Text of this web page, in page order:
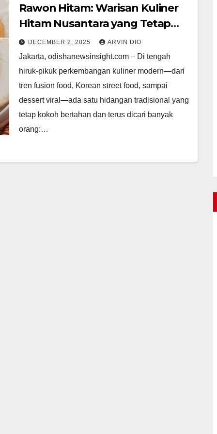
Rawon Hitam: Warisan Kuliner
Hitam Nusantara yang Tetap
Berdiri di Tengah Gempuran
Makanan Modern
DECEMBER 2, 2025 ARVIN DIO
Jakarta, odishanewsinsight.com – Di tengah
hiruk-pikuk perkembangan kuliner modern—dari
tren fusion food, Korean street food, sampai
dessert viral—ada satu hidangan tradisional yang
tetap kokoh bertahan dan terus dicari banyak
orang:…